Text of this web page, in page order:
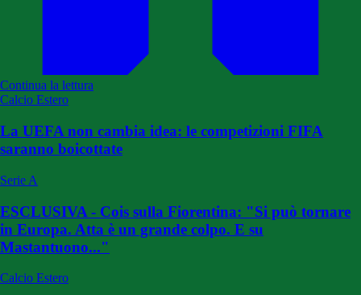
Continua la lettura
Calcio Estero
La UEFA non cambia idea: le competizioni FIFA
saranno boicottate
Serie A
ESCLUSIVA - Cois sulla Fiorentina: "Si può tornare
in Europa. Atta è un grande colpo. E su
Mastantuono..."
Calcio Estero